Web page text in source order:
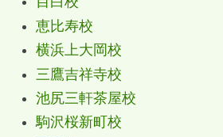
恵比寿校
横浜上大岡校
三鷹吉祥寺校
池尻三軒茶屋校
駒沢桜新町校